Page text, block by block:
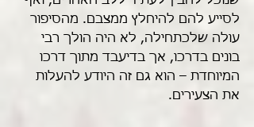
לסייע להם להיחלץ ממצבם. מהסיפור
עולה שלכתחילה, לא היה הולך רבי
בונים בדרכו, אך בדיעבד מתוך דרכו
המיוחדת – הוא גם זה היודע להעלות
את הצעירים.